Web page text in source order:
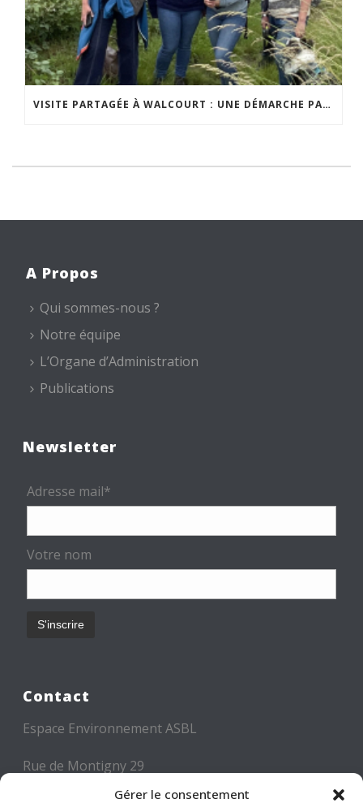
Gérer le consentement
VISITE PARTAGÉE À WALCOURT : UNE DÉMARCHE PARTICIPATIVE ANIMÉE PAR ESPACE ENVIRONNEMENT
A Propos
Qui sommes-nous ?
Notre équipe
L’Organe d’Administration
Publications
Newsletter
Adresse mail*
Votre nom
Contact
Espace Environnement ASBL
Rue de Montigny 29
6000 CHARLEROI